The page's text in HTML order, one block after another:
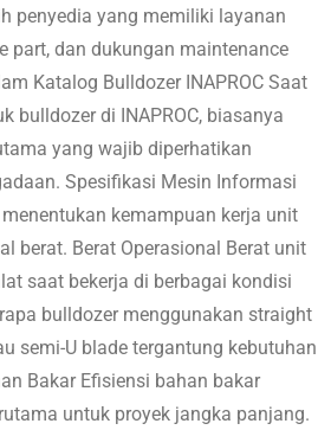
penyedia yang memiliki layanan
part, dan dukungan maintenance
Katalog Bulldozer INAPROC Saat
bulldozer di INAPROC, biasanya
yang wajib diperhatikan
Spesifikasi Mesin Informasi
kemampuan kerja unit
berat. Berat Operasional Berat unit
saat bekerja di berbagai kondisi
bulldozer menggunakan straight
semi-U blade tergantung kebutuhan
Bakar Efisiensi bahan bakar
untuk proyek jangka panjang.